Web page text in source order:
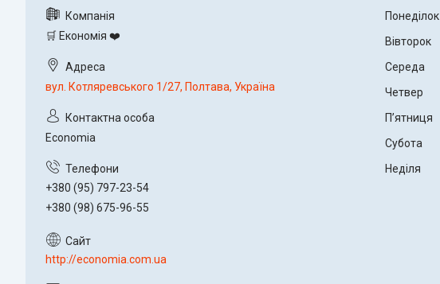
🛒 Економія ❤️
вул. Котляревського 1/27, Полтава, Україна
Economia
+380 (95) 797-23-54
+380 (98) 675-96-55
http://economia.com.ua
Понеділок
Вівторок
Середа
Четвер
Пʼятниця
Субота
Неділя